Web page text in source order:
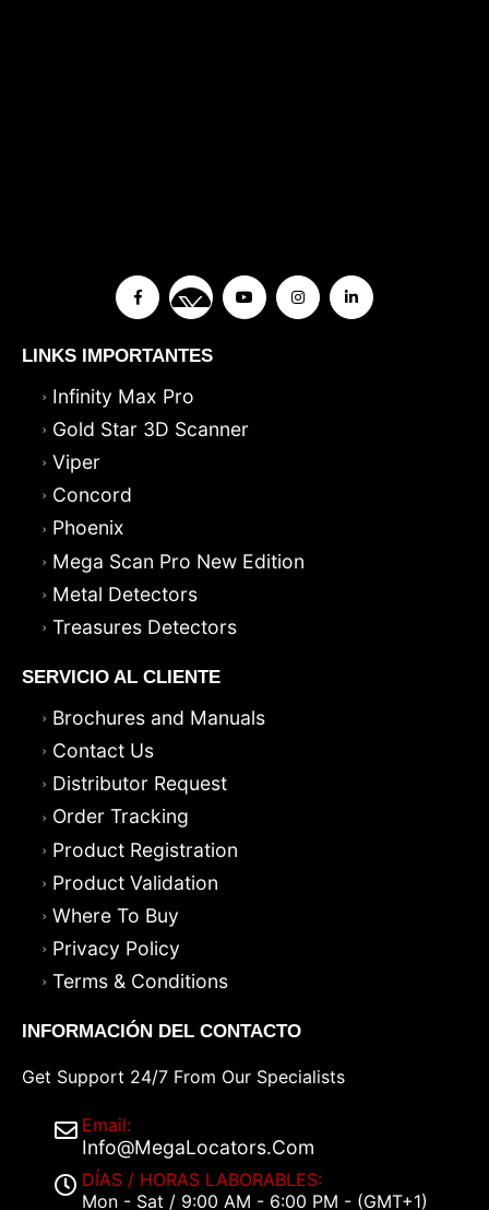
LINKS IMPORTANTES
Infinity Max Pro
Gold Star 3D Scanner
Viper
Concord
Phoenix
Mega Scan Pro New Edition
Metal Detectors
Treasures Detectors
SERVICIO AL CLIENTE
Brochures and Manuals
Contact Us
Distributor Request
Order Tracking
Product Registration
Product Validation
Where To Buy
Privacy Policy
Terms & Conditions
INFORMACIÓN DEL CONTACTO
Get Support 24/7 From Our Specialists
Email:
Info@MegaLocators.Com
DÍAS / HORAS LABORABLES:
Mon - Sat / 9:00 AM - 6:00 PM - (GMT+1)